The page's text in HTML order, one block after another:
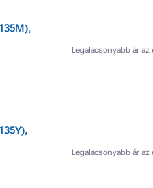
Legalacsonyabb ár
Legalacsonyabb ár